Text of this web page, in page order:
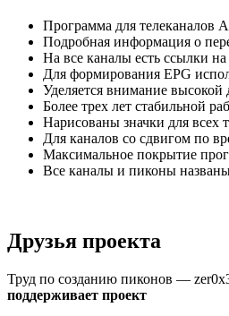
Программа для
Подробная информация о
На все каналы есть ссылки
Для формирования EPG
Уделяется внимание высокой
Более трех лет стабильной
Нарисованы значки для всех
Для каналов со сдвигом по
Максимальное покрытие
Все каналы и пиконы
Друзья проекта
Труд по созданию пиконов —
поддерживает проект